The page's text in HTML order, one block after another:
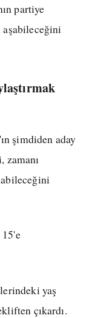
partiye
aşabileceğini
şimdiden aday
zamanı
yaş
çıkardı.